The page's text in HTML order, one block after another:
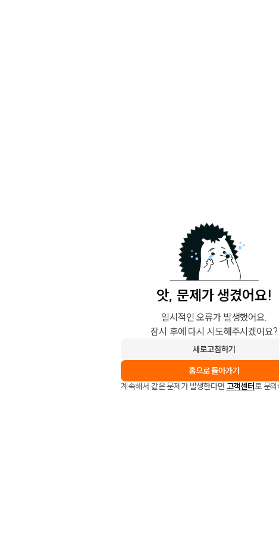
앗, 문제가 생겼어요!
일시적인 오류가 발생했어요.
잠시 후에 다시 시도해주시겠어요?
새로고침하기
홈으로 돌아가기
계속해서 같은 문제가 발생한다면 고객센터로 문